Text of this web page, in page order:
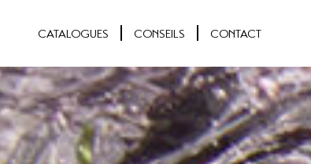
CATALOGUES CONSEILS CONTACT